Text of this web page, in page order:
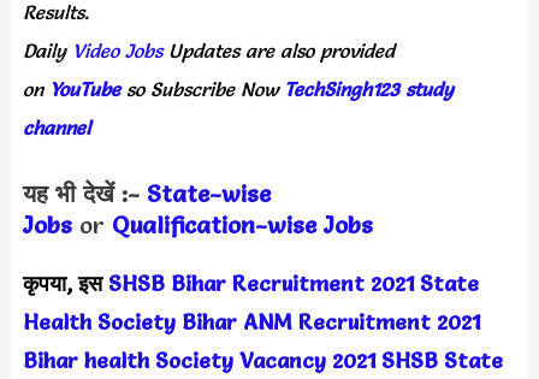
Results.
Daily Video JobsUpdates are also provided
on YouTubeso Subscribe Now TechSingh123 study
channel
यह भी देखें :- State-wise
Jobs or Qualification-wise Jobs
कृपया, इस SHSB Bihar Recruitment 2021 State
Health Society Bihar ANM Recruitment 2021
Bihar health Society Vacancy 2021 SHSB State